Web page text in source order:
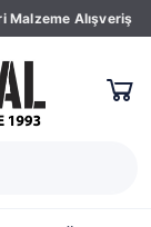
Malzeme Alışveriş